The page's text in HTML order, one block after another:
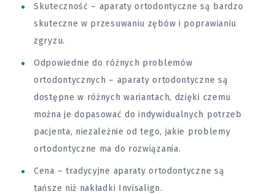
Skuteczność – aparaty ortodontyczne są bardzo
skuteczne w przesuwaniu zębów i poprawianiu
zgryzu.
Odpowiednie do różnych problemów
ortodontycznych – aparaty ortodontyczne są
dostępne w różnych wariantach, dzięki czemu
można je dopasować do indywidualnych potrzeb
pacjenta, niezależnie od tego, jakie problemy
ortodontyczne ma do rozwiązania.
Cena – tradycyjne aparaty ortodontyczne są
tańsze niż nakładki Invisalign.